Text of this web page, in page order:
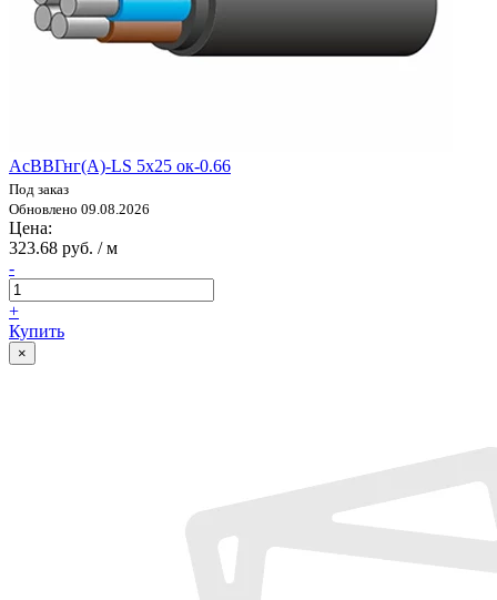
АсВВГнг(А)-LS 5х25 ок-0.66
Под заказ
Обновлено 09.08.2026
Цена:
323.68 руб. / м
-
+
Купить
×